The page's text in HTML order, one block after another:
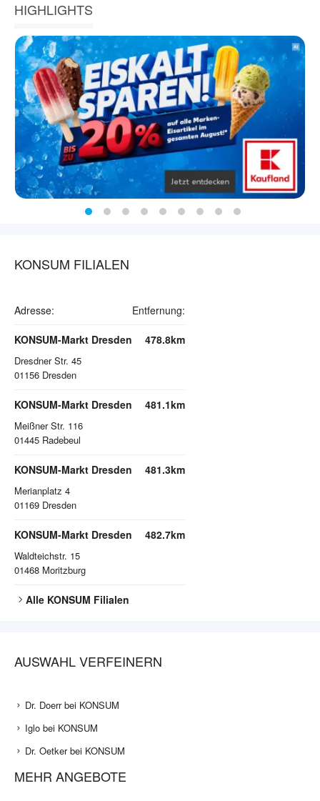
HIGHLIGHTS
KONSUM FILIALEN
Adresse: Entfernung:
KONSUM-Markt Dresden
Dresdner Str. 45
01156 Dresden
478.8km
KONSUM-Markt Dresden
Meißner Str. 116
01445 Radebeul
481.1km
KONSUM-Markt Dresden
Merianplatz 4
01169 Dresden
481.3km
KONSUM-Markt Dresden
Waldteichstr. 15
01468 Moritzburg
482.7km
Alle KONSUM Filialen
AUSWAHL VERFEINERN
Dr. Doerr bei KONSUM
Iglo bei KONSUM
Dr. Oetker bei KONSUM
MEHR ANGEBOTE